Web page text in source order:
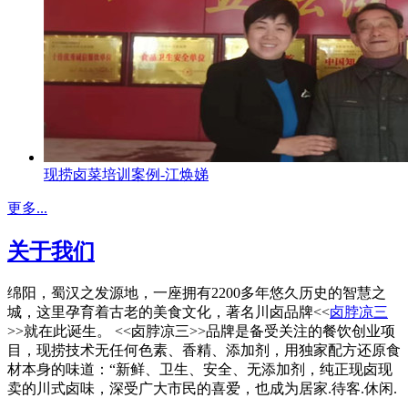
现捞卤菜培训案例-江焕娣
更多...
关于我们
绵阳，蜀汉之发源地，一座拥有2200多年悠久历史的智慧之
城，这里孕育着古老的美食文化，著名川卤品牌<<卤脖凉三
>>就在此诞生。 <<卤脖凉三>>品牌是备受关注的餐饮创业项
目，现捞技术无任何色素、香精、添加剂，用独家配方还原食
材本身的味道：“新鲜、卫生、安全、无添加剂，纯正现卤现
卖的川式卤味，深受广大市民的喜爱，也成为居家.待客.休闲.